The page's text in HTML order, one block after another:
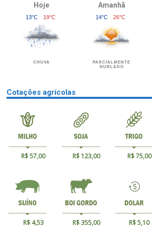
Hoje
13°C 19°C
CHUVA
Amanhã
14°C 26°C
PARCIALMENTE
NUBLADO
Cotações agrícolas
R$ 57,00 R$ 123,00 R$ 75,00
R$ 4,53 R$ 355,00 R$ 5,10